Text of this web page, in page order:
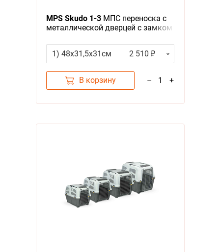
MPS Skudo 1-3МПС переноска с
металлической дверцей с замком
1) 48х31,5х31см
2 510 ₽
В корзину – 1 +